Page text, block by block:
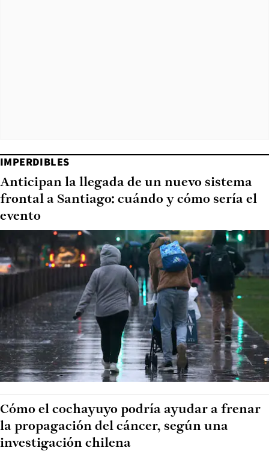
IMPERDIBLES
Anticipan la llegada de un nuevo sistema
frontal a Santiago: cuándo y cómo sería el
evento
Cómo el cochayuyo podría ayudar a frenar
la propagación del cáncer, según una
investigación chilena